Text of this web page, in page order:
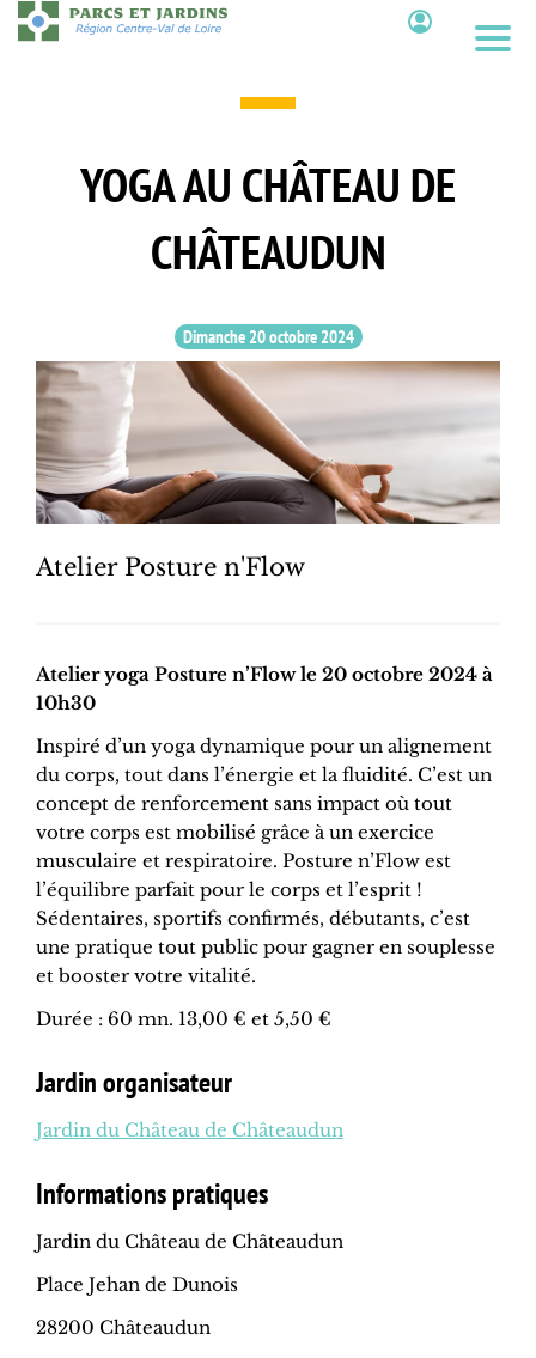
Aller
au
YOGA AU CHÂTEAU DE
CHÂTEAUDUN
Dimanche 20 octobre 2024
Atelier Posture n'Flow
Atelier yoga Posture n’Flow le 20 octobre 2024 à
10h30
Inspiré d’un yoga dynamique pour un alignement
du corps, tout dans l’énergie et la fluidité. C’est un
concept de renforcement sans impact où tout
votre corps est mobilisé grâce à un exercice
musculaire et respiratoire. Posture n’Flow est
l’équilibre parfait pour le corps et l’esprit !
Sédentaires, sportifs confirmés, débutants, c’est
une pratique tout public pour gagner en souplesse
et booster votre vitalité.
Durée : 60 mn. 13,00 € et 5,50 €
Jardin organisateur
Jardin du Château de Châteaudun
Informations pratiques
Jardin du Château de Châteaudun
Place Jehan de Dunois
28200 Châteaudun